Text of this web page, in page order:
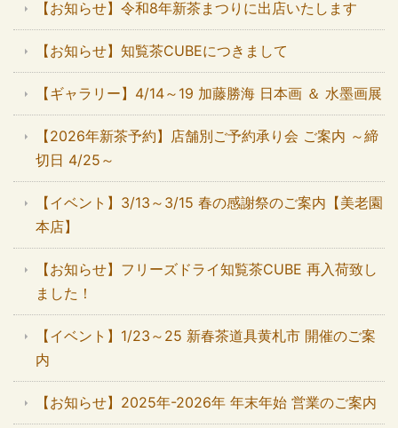
【お知らせ】令和8年新茶まつりに出店いたします
【お知らせ】知覧茶CUBEにつきまして
【ギャラリー】4/14～19 加藤勝海 日本画 ＆ 水墨画展
【2026年新茶予約】店舗別ご予約承り会 ご案内 ～締
切日 4/25～
【イベント】3/13～3/15 春の感謝祭のご案内【美老園
本店】
【お知らせ】フリーズドライ知覧茶CUBE 再入荷致し
ました！
【イベント】1/23～25 新春茶道具黄札市 開催のご案
内
【お知らせ】2025年-2026年 年末年始 営業のご案内